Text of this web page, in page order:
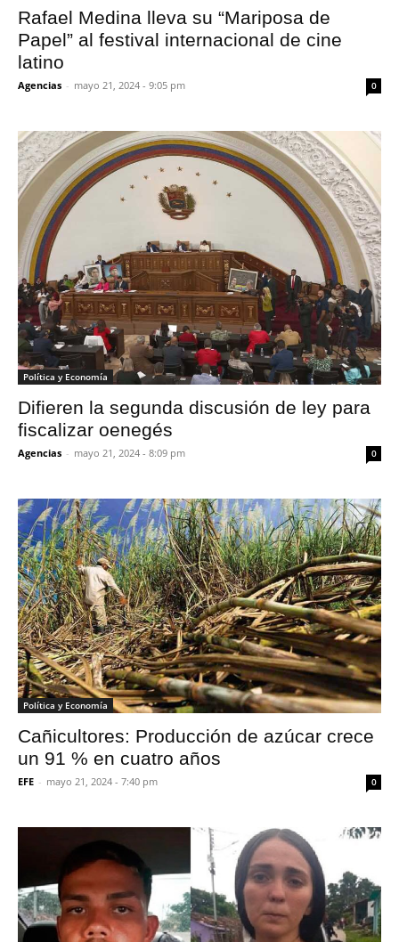
Rafael Medina lleva su “Mariposa de
Papel” al festival internacional de cine
latino
Agencias - mayo 21, 2024 - 9:05 pm 0
Política y Economía
Difieren la segunda discusión de ley para
fiscalizar oenegés
Agencias - mayo 21, 2024 - 8:09 pm 0
Política y Economía
Cañicultores: Producción de azúcar crece
un 91 % en cuatro años
EFE - mayo 21, 2024 - 7:40 pm 0